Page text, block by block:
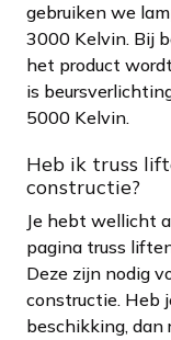
gebruiken we
3000 Kelvin. Bij
het product
is
5000 Kelvin.
Heb ik truss
constructie?
Je hebt wellicht
pagina truss
Deze zijn nodig
constructie. Heb
beschikking, dan